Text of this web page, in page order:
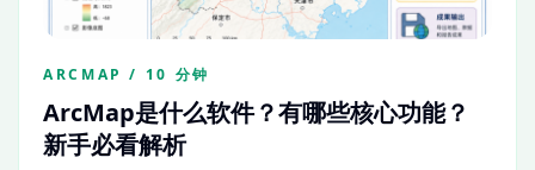
ARCMAP / 10 分钟
ArcMap是什么软件？有哪些核心功能？
新手必看解析